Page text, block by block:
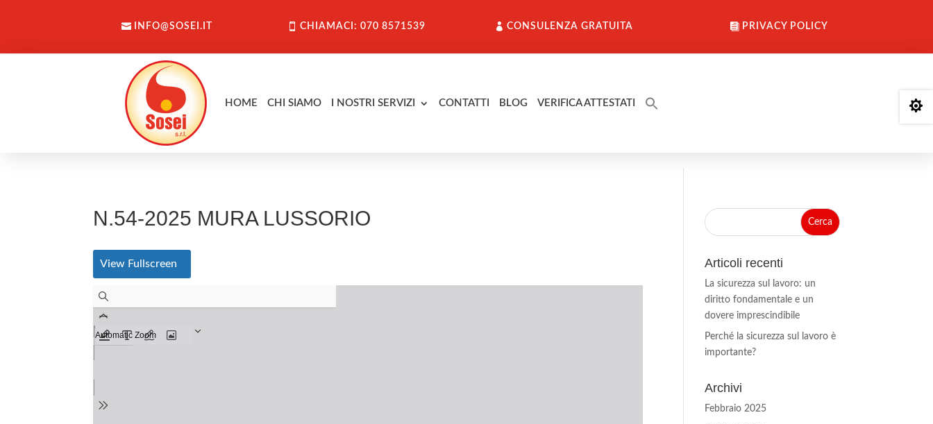
INFO@SOSEI.IT CHIAMACI: 070 8571539 CONSULENZA GRATUITA PRIVACY POLICY
HOME CHI SIAMO I NOSTRI SERVIZI CONTATTI BLOG VERIFICA ATTESTATI
N.54-2025 MURA LUSSORIO
View Fullscreen Articoli recenti
La sicurezza sul lavoro: un
diritto fondamentale e un
dovere imprescindibile
Perché la sicurezza sul lavoro è
importante?
Archivi
Febbraio 2025
